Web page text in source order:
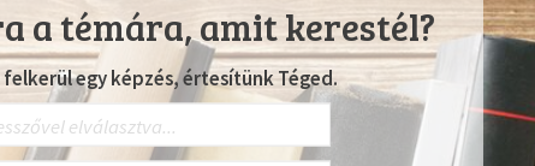
a témára, amit kerestél?
egy képzés, értesítünk Téged.